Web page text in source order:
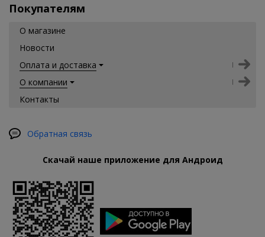
Покупателям
О магазине
Новости
Оплата и доставка
О компании
Контакты
Обратная связь
Скачай наше приложение для Андроид